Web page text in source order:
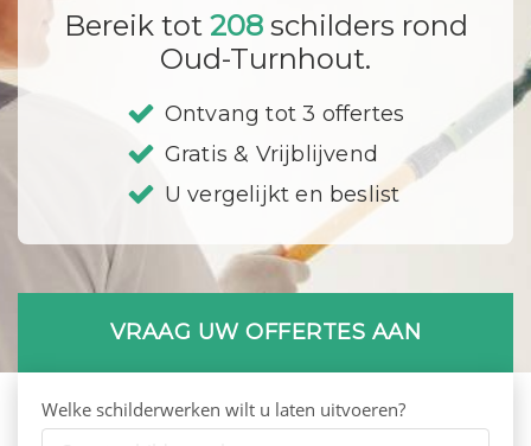
Bedrijf registreren
Bereik tot 208schilders rond
Oud-Turnhout.
Ontvang tot 3 offertes
Gratis & Vrijblijvend
U vergelijkt en beslist
VRAAG UW OFFERTES AAN
Welke schilderwerken wilt u laten uitvoeren?